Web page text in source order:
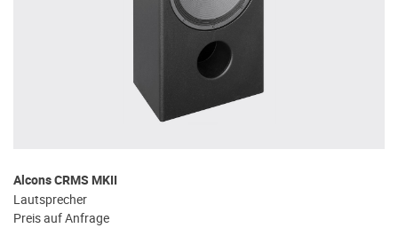
Alcons CRMS MKII
Lautsprecher
Preis auf Anfrage